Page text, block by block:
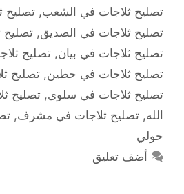
تصليح ثلاجات في الشعب, تصليح
تصليح ثلاجات في الصديق, تصليح
تصليح ثلاجات في بيان, تصليح
تصليح ثلاجات في حطين, تصليح
تصليح ثلاجات في سلوى, تصليح
الله, تصليح ثلاجات في مشرف,
حولي
أضف تعليق